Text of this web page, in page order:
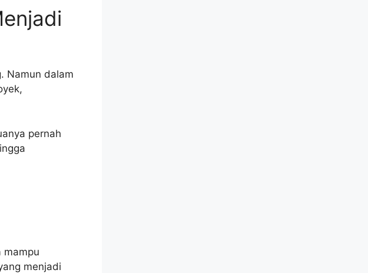
Namun dalam
pernah
mampu
menjadi